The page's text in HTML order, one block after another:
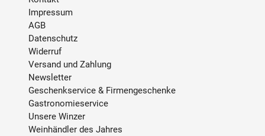
Impressum
AGB
Datenschutz
Widerruf
Versand und Zahlung
Newsletter
Geschenkservice & Firmengeschenke
Gastronomieservice
Unsere Winzer
Weinhändler des Jahres